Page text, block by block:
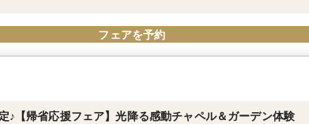
フェアを予約
♪【帰省応援フェア】光降る感動チャペル＆ガーデン体験